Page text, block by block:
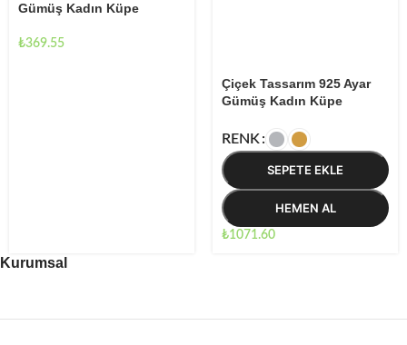
Gümüş Kadın Küpe
₺369.55
Çiçek Tassarım 925 Ayar
Gümüş Kadın Küpe
RENK
SEPETE EKLE
HEMEN AL
₺1071.60
Kurumsal